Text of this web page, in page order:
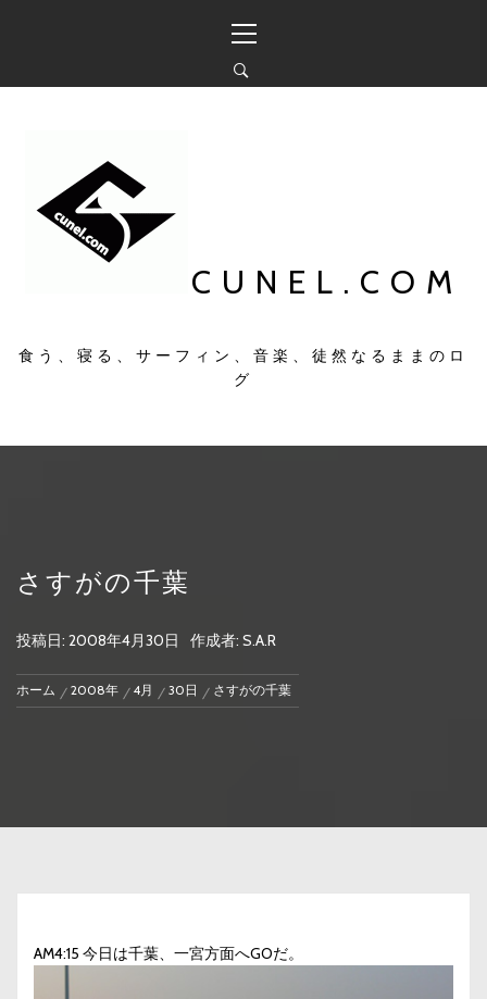
ン
イ
ン
メ
CUNEL.COM
食う、寝る、サーフィン、音楽、徒然なるままのロ
グ
さすがの千葉
投稿日: 2008年4月30日 作成者: S.A.R
ホーム 2008年 4月 30日 さすがの千葉
AM4:15 今日は千葉、一宮方面へGOだ。